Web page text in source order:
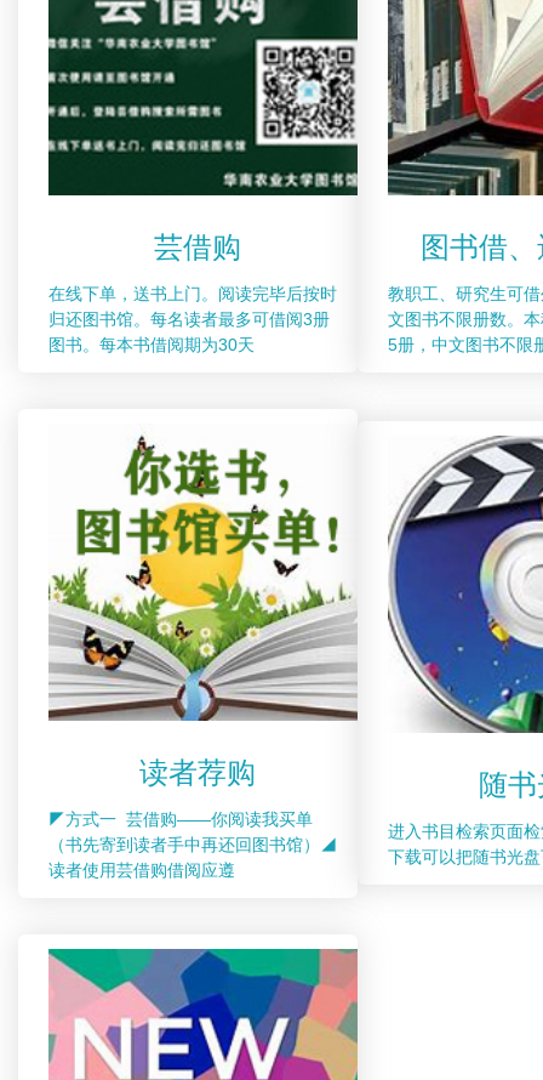
芸借购
在线下单，送书上门。阅读完毕后按时
归还图书馆。每名读者最多可借阅3册
图书。每本书借阅期为30天
图书借
教职工、研究生可
文图书不限册数。
5册，中文图书不限
读者荐购
◤方式一 芸借购——你阅读我买单
（书先寄到读者手中再还回图书馆）◢
读者使用芸借购借阅应遵
随
进入书目检索页面
下载可以把随书光